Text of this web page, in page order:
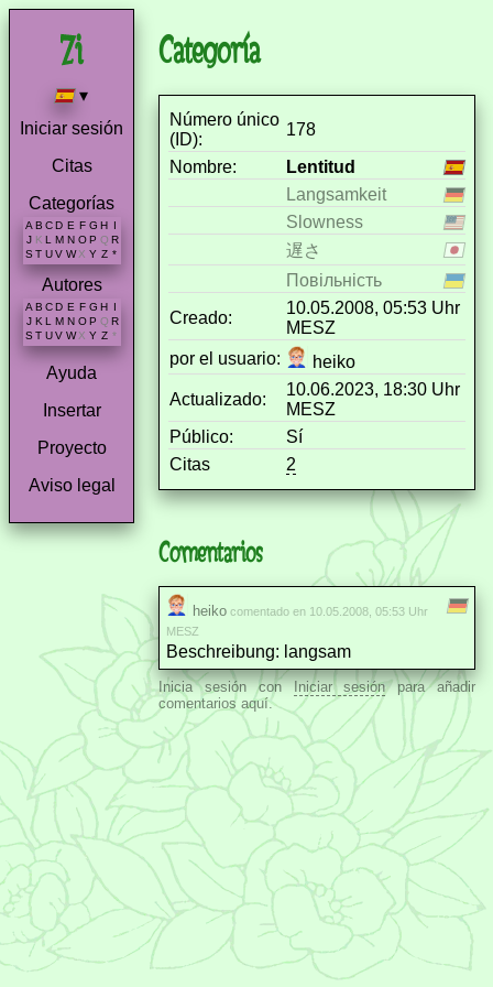
▾
Iniciar sesión
Citas
Categorías
A B C D E F G H I
J K L M N O P Q R
S T U V W X Y Z *
Autores
A B C D E F G H
J K L M N O P Q R
S T U V W X Y Z *
Ayuda
Insertar
Proyecto
Aviso legal
Categoría
Número único
(ID):
178
Nombre:
Lentitud
Langsamkeit
Slowness
遅さ
Повільність
Creado:
10.05.2008, 05:53 Uhr
MESZ
por el usuario:
heiko
Actualizado:
10.06.2023, 18:30 Uhr
MESZ
Público:
Sí
Citas
2
Comentarios
heiko comentado en 10.05.2008, 05:53 Uhr
MESZ
Beschreibung: langsam
Inicia sesión conIniciar sesiónpara añadir
comentarios aquí.